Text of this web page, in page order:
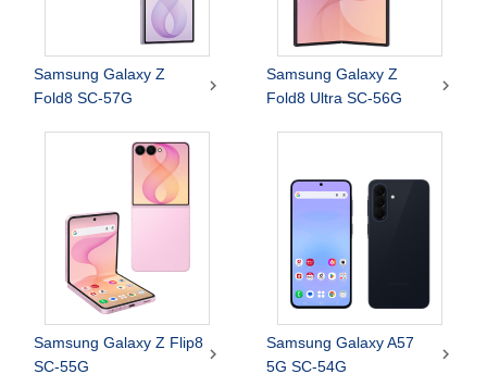
Samsung Galaxy Z
Fold8 SC-57G

Samsung Galaxy Z
Fold8 Ultra SC-56G

Samsung Galaxy Z Flip8
SC-55G

Samsung Galaxy A57
5G SC-54G
